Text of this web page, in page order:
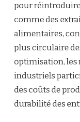
pour
comme des
alimentaires,
plus circulaire
optimisation, les
industriels
des coûts de
durabilité des